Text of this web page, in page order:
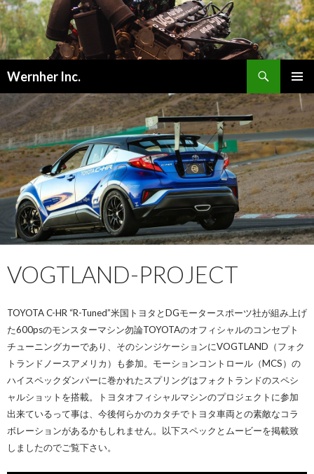
Wernher Inc.
索
メインメ
ニュー
テ
ン
ツ
へ
ス
キ
ッ
VOGTLAND-PROJECT
TOYOTA C-HR “R-Tuned”米国トヨタとDGモータースポーツ社が組み上げ
た600psのモンスターマシン勿論TOYOTAのオフィシャルのコンセプト
チューニングカーであり、そのシンジケーションにVOGTLAND（フォク
トランドノースアメリカ）も参加。モーションコントロール（MCS）の
ハイスペックダンパーに巻かれたスプリングはフォクトランドのスペシ
ャルショットを搭載。トヨタオフィシャルマシンのプロジェクトに参加
出来ているって事は、今後何らかのカタチでトヨタ車両との素敵なコラ
ボレーションがあるかもしれません。以下スペックとムービーを掲載致
しましたのでご覧下さい。